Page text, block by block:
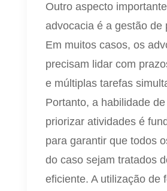
Outro aspecto
advocacia é a gestão de
Em muitos casos, os
precisam lidar com
e múltiplas tarefas
Portanto, a habilidade
priorizar atividades é
para garantir que todos
do caso sejam tratados
eficiente. A utilização de